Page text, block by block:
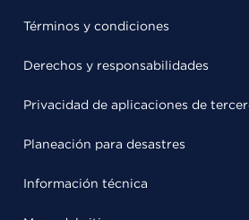
Términos y condiciones
Derechos y responsabilidades
Privacidad de aplicaciones de
Planeación para desastres
Información técnica